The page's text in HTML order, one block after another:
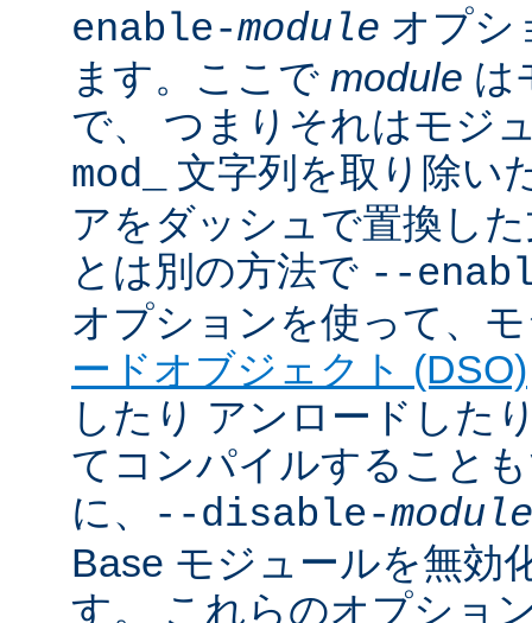
enable-module オプシ
ます。ここで module は
で、 つまりそれはモジ
mod_
文字列を取り除い
アをダッシュで置換し
とは別の方法で --
オプションを使って、
ードオブジェクト (DSO)
したり アンロードした
てコンパイルすること
に、
--disable-module
Base モジュールを無効
す。 これらのオプショ